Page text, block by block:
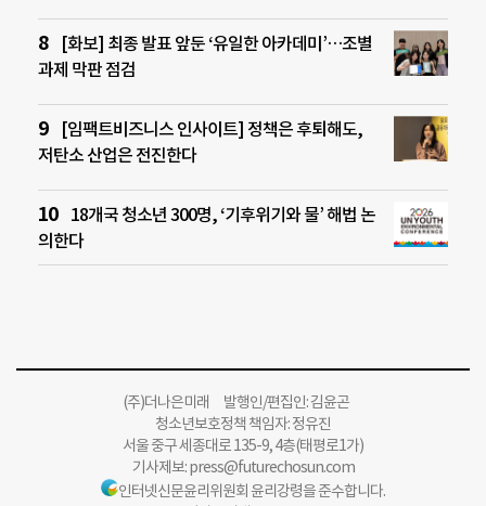
[화보] 최종 발표 앞둔 ‘유일한 아카데미’…조별
과제 막판 점검
[임팩트비즈니스 인사이트] 정책은 후퇴해도,
저탄소 산업은 전진한다
18개국 청소년 300명, ‘기후위기와 물’ 해법 논
의한다
(주)더나은미래 발행인/편집인: 김윤곤
청소년보호정책 책임자: 정유진
서울 중구 세종대로 135-9, 4층(태평로1가)
기사제보:press@futurechosun.com
인터넷신문윤리위원회 윤리강령을 준수합니다.